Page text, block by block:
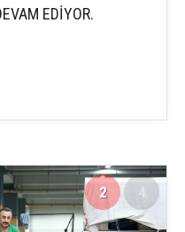
EDİYOR.
2 4